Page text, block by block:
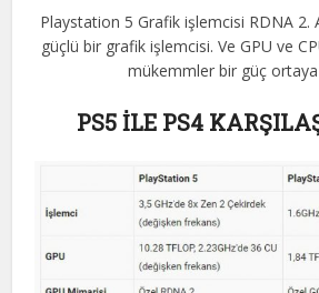
Playstation 5 Grafik işlemcisi RDNA 2.
güçlü bir grafik işlemcisi. Ve GPU ve
mükemmler bir güç ortaya
PS5 İLE PS4